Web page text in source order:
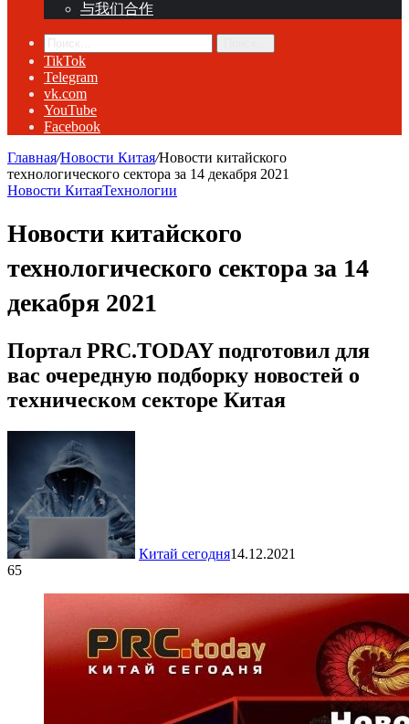
与我们合作
TikTok
Telegram
vk.com
YouTube
Facebook
Главная/Новости Китая/Новости китайского
технологического сектора за 14 декабря 2021
Новости КитаяТехнологии
Новости китайского
технологического сектора за 14
декабря 2021
Портал PRC.TODAY подготовил для
вас очередную подборку новостей о
техническом секторе Китая
Китай сегодня14.12.2021
65